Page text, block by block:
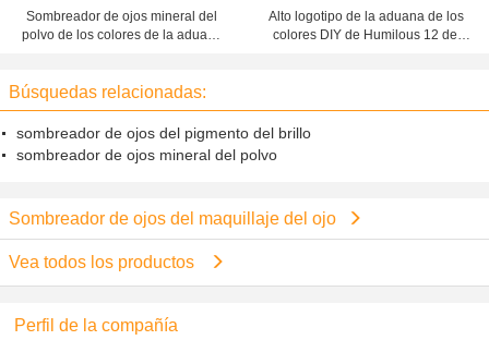
Sombreador de ojos mineral del
polvo de los colores de la aduana
Alto logotipo de la aduana de los
colores DIY de Humilous 12 del
Búsquedas relacionadas:
sombreador de ojos del pigmento del brillo
sombreador de ojos mineral del polvo
Sombreador de ojos del maquillaje del ojo
Vea todos los productos
Perfil de la compañía